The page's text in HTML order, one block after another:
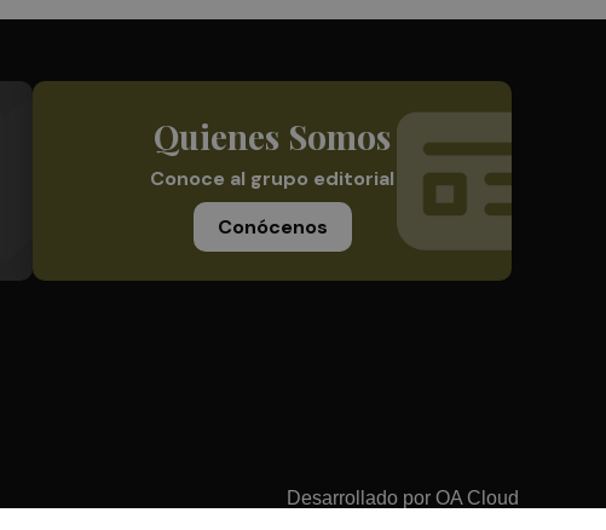
Quienes Somos
Conoce al grupo editorial
Conócenos
Desarrollado por OA Cloud